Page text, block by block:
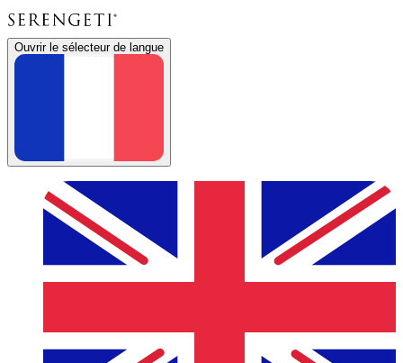
Ouvrir le sélecteur de langue